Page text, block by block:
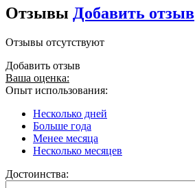
Отзывы Добавить отзыв
Отзывы отсутствуют
Добавить отзыв
Ваша оценка:
Опыт использования:
Несколько дней
Больше года
Менее месяца
Несколько месяцев
Достоинства: